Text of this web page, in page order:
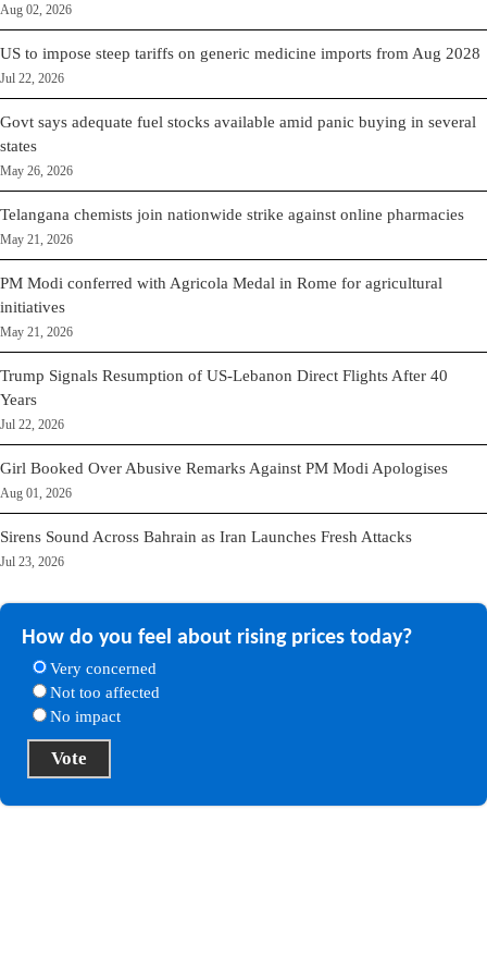
Aug 02, 2026
US to impose steep tariffs on generic medicine imports from Aug 2028
Jul 22, 2026
Govt says adequate fuel stocks available amid panic buying in several
states
May 26, 2026
Telangana chemists join nationwide strike against online pharmacies
May 21, 2026
PM Modi conferred with Agricola Medal in Rome for agricultural
initiatives
May 21, 2026
Trump Signals Resumption of US-Lebanon Direct Flights After 40
Years
Jul 22, 2026
Girl Booked Over Abusive Remarks Against PM Modi Apologises
Aug 01, 2026
Sirens Sound Across Bahrain as Iran Launches Fresh Attacks
Jul 23, 2026
How do you feel about rising prices today?
Very concerned
Not too affected
No impact